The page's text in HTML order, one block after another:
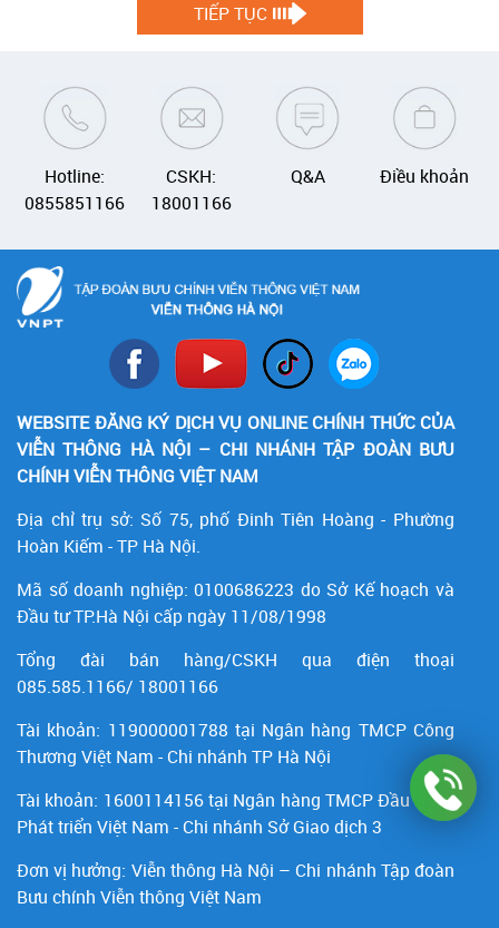
TIẾP TỤC
Hotline:
0855851166
CSKH:
18001166
Q&A Điều khoản
WEBSITE ĐĂNG KÝ DỊCH VỤ ONLINE CHÍNH THỨC CỦA
VIỄN THÔNG HÀ NỘI – CHI NHÁNH TẬP ĐOÀN BƯU
CHÍNH VIỄN THÔNG VIỆT NAM
Địa chỉ trụ sở: Số 75, phố Đinh Tiên Hoàng - Phường
Hoàn Kiếm - TP Hà Nội.
Mã số doanh nghiệp:0100686223 do Sở Kế hoạch và
Đầu tư TP.Hà Nội cấp ngày 11/08/1998
Tổng đài bán hàng/CSKH qua điện thoại
085.585.1166/ 18001166
Tài khoản: 119000001788 tại Ngân hàng TMCP Công
Thương Việt Nam - Chi nhánh TP Hà Nội
Tài khoản: 1600114156tại Ngân hàng TMCP Ðầu tư và
Phát triển Việt Nam - Chi nhánh Sở Giao dịch 3
Đơn vị hưởng: Viễn thông Hà Nội – Chi nhánh Tập đoàn
Bưu chính Viễn thông Việt Nam